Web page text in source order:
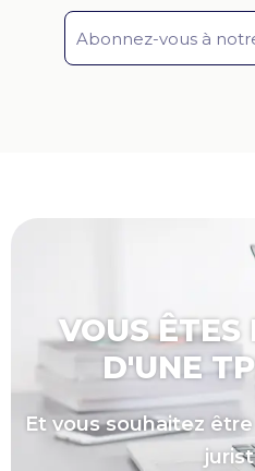
VOUS ÊTES
D'UNE
Et vous souhaitez